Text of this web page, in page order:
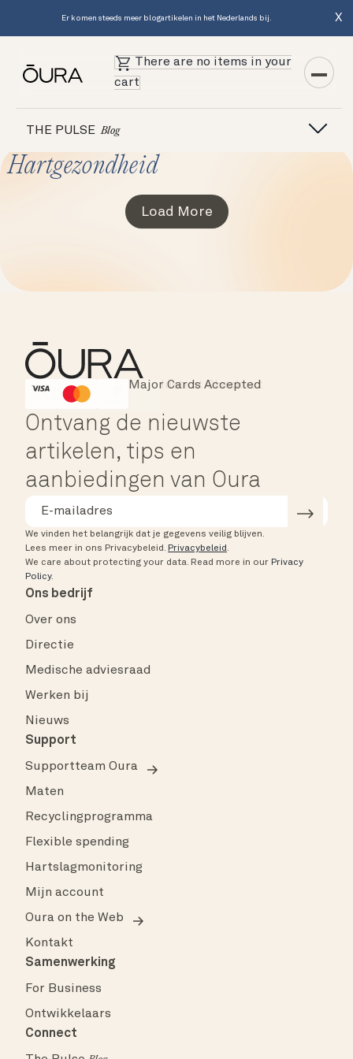
Er komen steeds meer blogartikelen in het Nederlands bij. X
There are no items in your
cart
THE PULSE Blog
Hartgezondheid
Load More
HSA/FSA Eligible
Instant Checkout
Major Cards Accepted
Ontvang de nieuwste
artikelen, tips en
aanbiedingen van Oura
We vinden het belangrijk dat je gegevens veilig blijven.
Lees meer in ons Privacybeleid. Privacybeleid .
We care about protecting your data. Read more in our Privacy
Policy.
Ons bedrijf
Over ons
Directie
Medische adviesraad
Werken bij
Nieuws
Support
Supportteam Oura
Maten
Recyclingprogramma
Flexible spending
Hartslagmonitoring
Mijn account
Oura on the Web
Kontakt
Samenwerking
For Business
Ontwikkelaars
Connect